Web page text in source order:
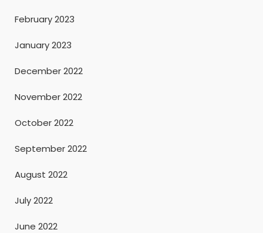
February 2023
January 2023
December 2022
November 2022
October 2022
September 2022
August 2022
July 2022
June 2022